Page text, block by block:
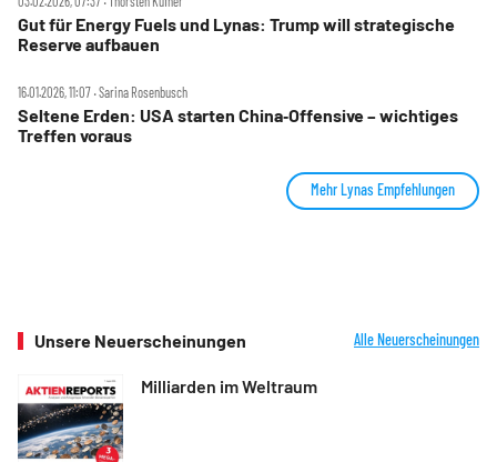
Gut für Energy Fuels und Lynas: Trump will strategische
Reserve aufbauen
16.01.2026, 11:07 ‧ Sarina Rosenbusch
Seltene Erden: USA starten China‑Offensive – wichtiges
Treffen voraus
Mehr Lynas Empfehlungen
Unsere Neuerscheinungen Alle Neuerscheinungen
Milliarden im Weltraum